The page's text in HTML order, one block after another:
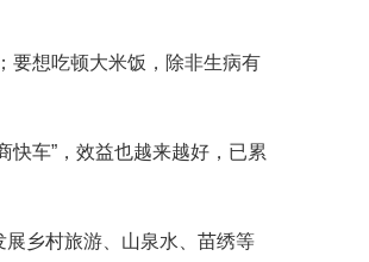
要想吃顿大米饭，除非生病有
车”，效益也越来越好，已累
乡村旅游、山泉水、苗绣等